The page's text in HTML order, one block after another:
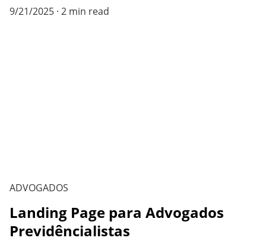
9/21/2025 2 min read
ADVOGADOS
Landing Page para Advogados
Previdêncialistas